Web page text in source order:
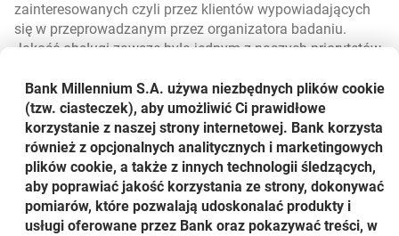
zainteresowanych czyli przez klientów wypowiadających
się w przeprowadzanym przez organizatora badaniu.
Jakość obsługi zawsze była jednym z naszych priorytetów,
znajdujemy się w czołówce najlepszych jakościowo firm w
Polsce. Jest to zasługa przede wszystkim ludzi –
zespołów bezpośrednio obsługujących klientów, ale też
przyjaznych procesów i nowoczesnych rozwiązań
technologicznych, niezbędnych w trudnym okresie
pandemii – powiedziałaIwona Jarzębska, Dyrektor ds.
Public Relations Banku Millennium.
Udostępnij
Bank Millennium S.A. używa niezbędnych plików cookie
(tzw. ciasteczek), aby umożliwić Ci prawidłowe
korzystanie z naszej strony internetowej. Bank korzysta
również z opcjonalnych analitycznych i marketingowych
plików cookie, a także z innych technologii śledzących,
aby poprawiać jakość korzystania ze strony, dokonywać
pomiarów, które pozwalają udoskonalać produkty i
usługi oferowane przez Bank oraz pokazywać treści, w